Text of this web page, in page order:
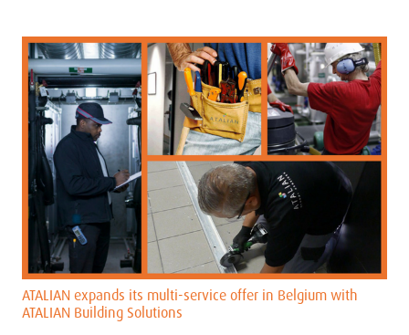
ATALIAN expands its multi-service offer in Belgium with
ATALIAN Building Solutions